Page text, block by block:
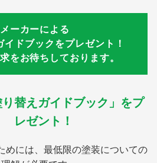
ーカーによる
ドブックをプレゼント！
をお待ちしております。
り替えガイドブック」をプ
レゼント！
めには、最低限の塗装についての